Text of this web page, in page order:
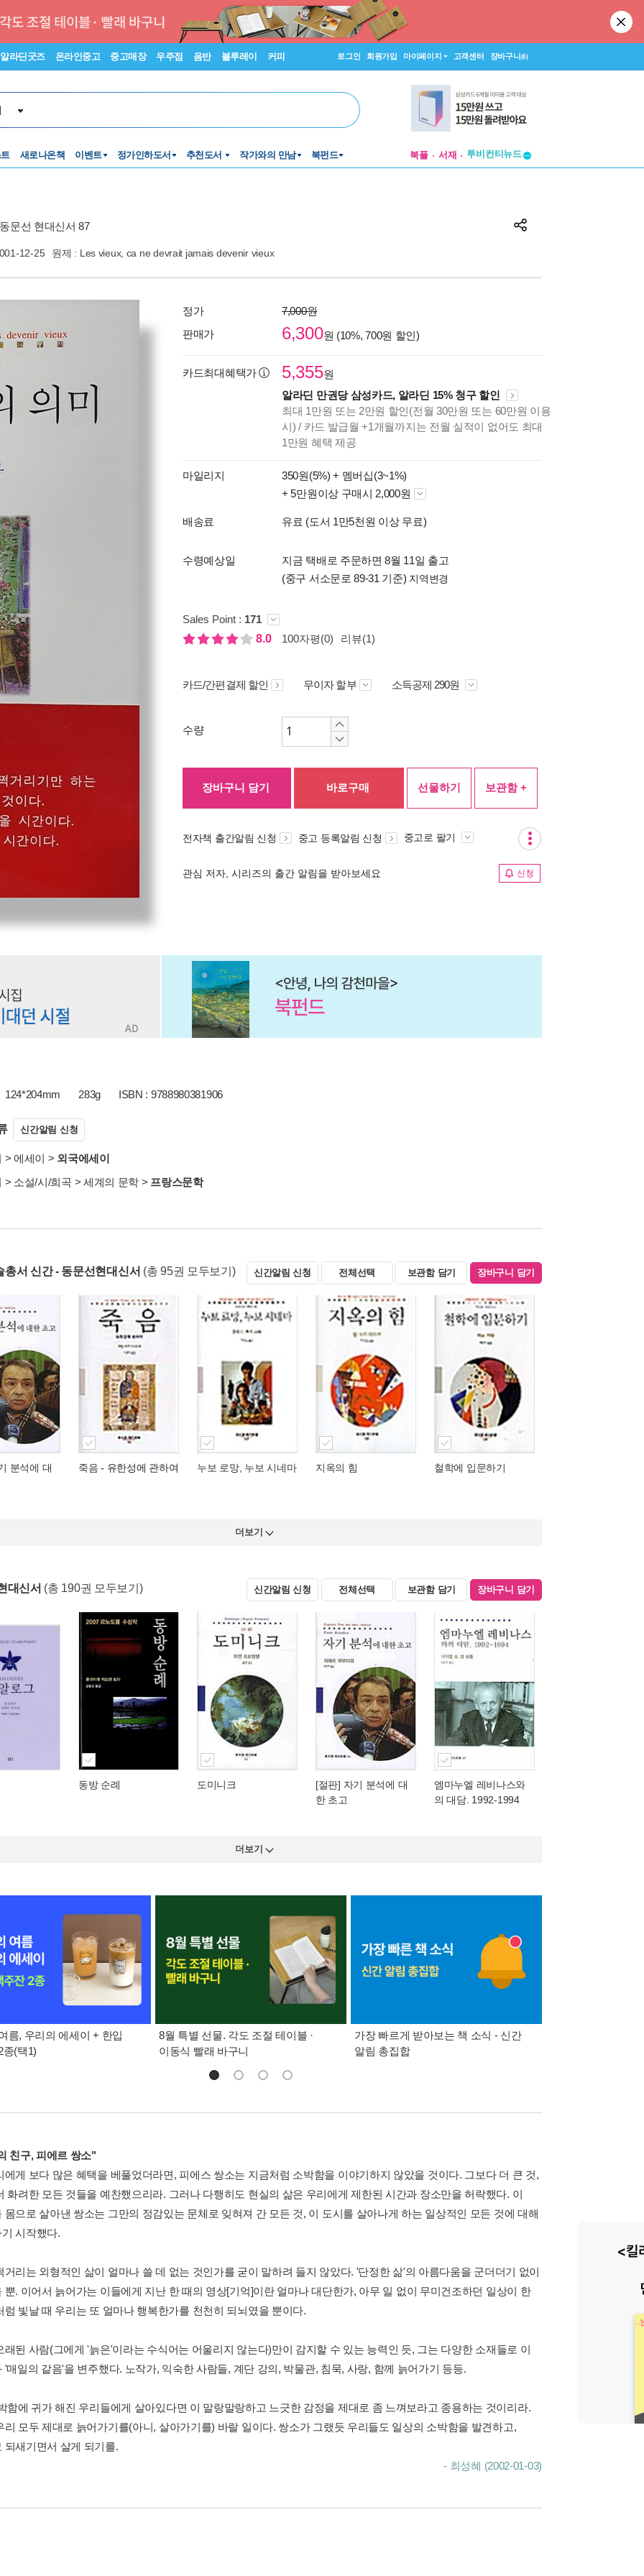
알라딘굿즈 온라인중고 중고매장 우주점 음반 블루레이 커피 로그인 회원가입 마이페이지 고객센터 장바구니(0)
새로나온책 이벤트 정가인하도서 추천도서 작가와의 만남 북펀드 북플 서재
창작플랫폼
동문선 현대신서 87
12-25 원제 : Les vieux, ca ne devrait jamais devenir vieux
정가
7,000원
판매가
6,300원 (10%, 700원 할인)
카드최대혜택가 5,355원
알라딘 만권당 삼성카드, 알라딘 15% 청구 할인
최대 1만원 또는 2만원 할인(전월 30만원 또는 60만원 이용
시) / 카드 발급월 +1개월까지는 전월 실적이 없어도 최대
1만원 혜택 제공
마일리지 350원(5%) + 멤버십(3~1%)
+ 5만원이상 구매시 2,000원
배송료 유료 (도서 1만5천원 이상 무료)
수령예상일
지금 택배로 주문하면 8월 11일 출고
(중구 서소문로 89-31 기준) 지역변경
Sales Point : 171
8.0
100자평(0) 리뷰(1)
카드/간편결제 할인 무이자 할부 소득공제 290원
수량
장바구니 담기 바로구매 선물하기 보관함 +
전자책 출간알림 신청 중고 등록알림 신청 중고로 팔기
관심 저자, 시리즈의 출간 알림을 받아보세요 신청
124*204mm 283g ISBN : 9788980381906
신간알림 신청
> 에세이 > 외국에세이
> 소설/시/희곡 > 세계의 문학 > 프랑스문학
총서 신간 - 동문선현대신서 (총 95권 모두보기) 신간알림 신청 전체선택 보관함 담기 장바구니 담기
분석에 대 죽음 - 유한성에 관하여 누보 로망, 누보 시네마 지옥의 힘 철학에 입문하기
더보기
대신서 (총 190권 모두보기) 신간알림 신청 전체선택 보관함 담기 장바구니 담기
동방 순례 도미니크
[절판] 자기 분석에 대
한 초고
엠마누엘 레비나스와
의 대담. 1992-1994
더보기
름, 우리의 에세이 + 한입
종(택1)
8월 특별 선물. 각도 조절 테이블 ·
이동식 빨래 바구니
가장 빠르게 받아보는 책 소식 - 신간
알림 총집합
친구, 피에르 쌍소"
에게 보다 많은 혜택을 베풀었더라면, 피에스 쌍소는 지금처럼 소박함을 이야기하지 않았을 것이다. 그보다 더 큰 것,
화려한 모든 것들을 예찬했으리라. 그러나 다행히도 현실의 삶은 우리에게 제한된 시간과 장소만을 허락했다. 이
몸으로 살아낸 쌍소는 그만의 정감있는 문체로 잊혀져 간 모든 것, 이 도시를 살아나게 하는 일상적인 모든 것에 대해
시작했다.
거리는 외형적인 삶이 얼마나 쓸 데 없는 것인가를 굳이 말하려 들지 않았다. '단정한 삶'의 아름다움을 군더더기 없이
뿐. 이어서 늙어가는 이들에게 지난 한 때의 영상[기억]이란 얼마나 대단한가, 아무 일 없이 무미건조하던 일상이 한
럼 빛날 때 우리는 또 얼마나 행복한가를 천천히 되뇌였을 뿐이다.
래된 사람(그에게 '늙은'이라는 수식어는 어울리지 않는다)만이 감지할 수 있는 능력인 듯, 그는 다양한 소재들로 이
'매일의 같음'을 변주했다. 노작가, 익숙한 사람들, 계단 강의, 박물관, 침묵, 사랑, 함께 늙어가기 등등.
함에 귀가 해진 우리들에게 살아있다면 이 말랑말랑하고 느긋한 감정을 제대로 좀 느껴보라고 종용하는 것이리라.
리 모두 제대로 늙어가기를(아니, 살아가기를) 바랄 일이다. 쌍소가 그랬듯 우리들도 일상의 소박함을 발견하고,
되새기면서 살게 되기를.
- 최성혜 (2002-01-03)